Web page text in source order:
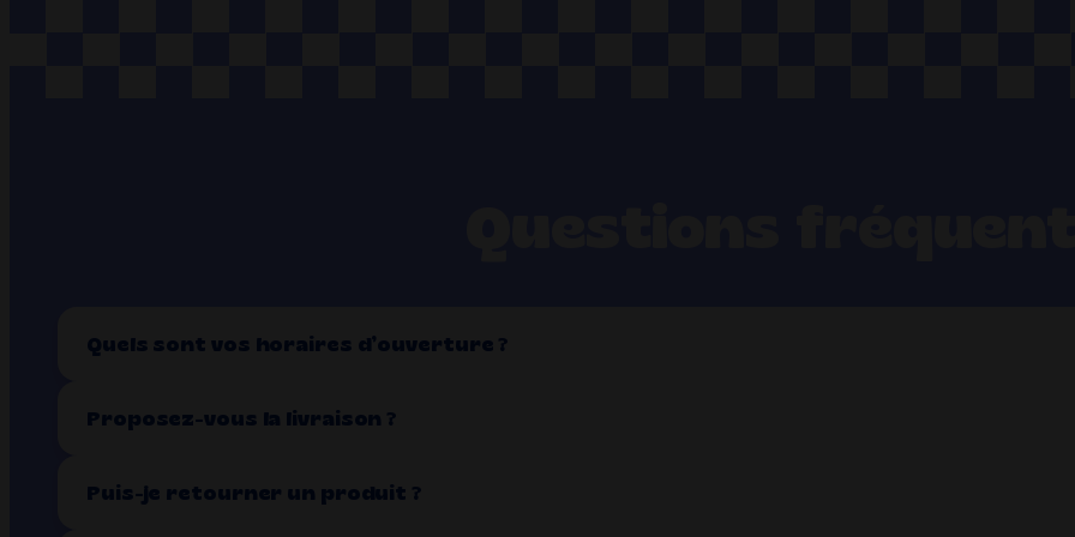
Quels sont vos horaires d’ouverture ?
Proposez-vous la livraison ?
Puis-je retourner un produit ?